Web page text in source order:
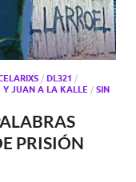
/ DL321 /
Y JUAN A LA KALLE / SIN
PRISIÓN